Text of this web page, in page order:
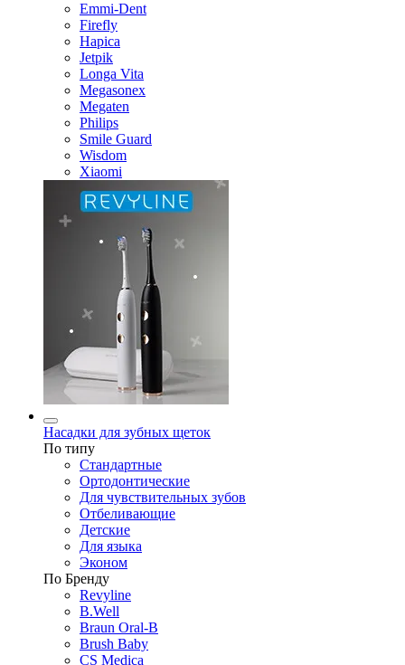
Emmi-Dent
Firefly
Hapica
Jetpik
Longa Vita
Megasonex
Megaten
Philips
Smile Guard
Wisdom
Xiaomi
Насадки для зубных щеток
По типу
Стандартные
Ортодонтические
Для чувствительных зубов
Отбеливающие
Детские
Для языка
Эконом
По Бренду
Revyline
B.Well
Braun Oral-B
Brush Baby
CS Medica